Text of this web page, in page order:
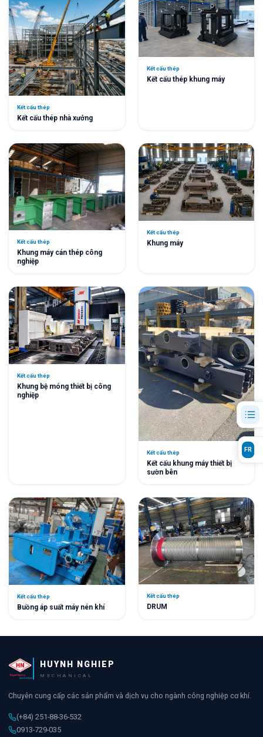
Kết cấu thép
Kết cấu thép nhà xưởng
Kết cấu thép
Kết cấu thép khung máy
Kết cấu thép
Khung máy cán thép công
nghiệp
Kết cấu thép
Khung máy
Kết cấu thép
Khung bệ móng thiết bị công
nghiệp
Kết cấu thép
Kết cấu khung máy thiết bị
sườn bên
Kết cấu thép
Buồng áp suất máy nén khí
Kết cấu thép
DRUM
HUYNH NGHIEP
MECHANICAL
Chuyên cung cấp các sản phẩm và dịch vụ cho ngành công nghiệp cơ khí.
(+84) 251-88-36-532
0913-729-035
FR